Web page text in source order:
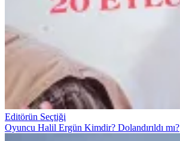
Editörün Seçtiği
Oyuncu Halil Ergün Kimdir? Dolandırıldı mı?